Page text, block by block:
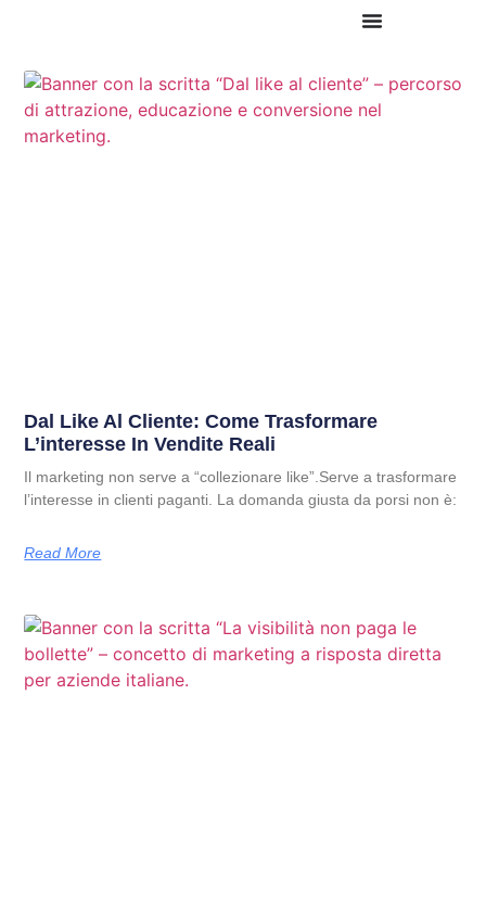
Dal Like Al Cliente: Come Trasformare
L’interesse In Vendite Reali
Il marketing non serve a “collezionare like”.Serve a trasformare
l’interesse in clienti paganti. La domanda giusta da porsi non è:
Read More